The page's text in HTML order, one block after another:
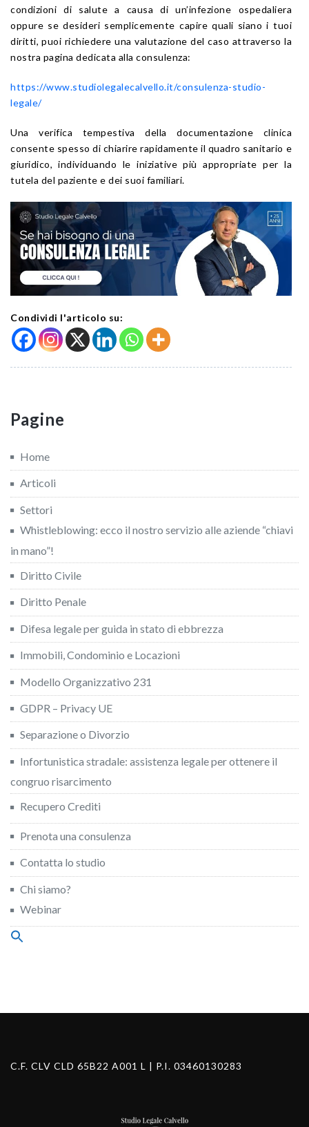
condizioni di salute a causa di un’infezione ospedaliera
oppure se desideri semplicemente capire quali siano i tuoi
diritti, puoi richiedere una valutazione del caso attraverso la
nostra pagina dedicata alla consulenza:
https://www.studiolegalecalvello.it/consulenza-studio-
legale/
Una verifica tempestiva della documentazione clinica
consente spesso di chiarire rapidamente il quadro sanitario e
giuridico, individuando le iniziative più appropriate per la
tutela del paziente e dei suoi familiari.
Condividi l'articolo su:
Pagine
Home
Articoli
Settori
Whistleblowing: ecco il nostro servizio alle aziende “chiavi
in mano”!
Diritto Civile
Diritto Penale
Difesa legale per guida in stato di ebbrezza
Immobili, Condominio e Locazioni
Modello Organizzativo 231
GDPR – Privacy UE
Separazione o Divorzio
Infortunistica stradale: assistenza legale per ottenere il
congruo risarcimento
Recupero Crediti
Prenota una consulenza
Contatta lo studio
Chi siamo?
Webinar
Search
C.F. CLV CLD 65B22 A001 L | P.I. 03460130283